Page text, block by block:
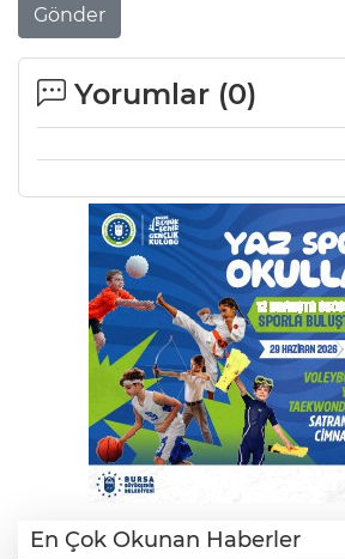
Gönder
Yorumlar (0)
En Çok Okunan Haberler